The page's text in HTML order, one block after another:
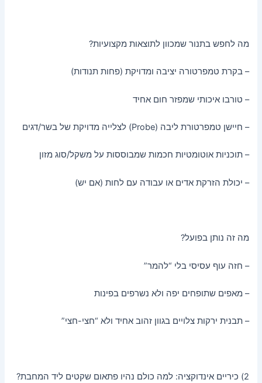
מה לחפש בתנור שמכוון לתוצאות מקצועיות?
– בקרת טמפרטורה יציבה ומדויקת (פחות תנודות)
– טורבו איכותי שמפזר חום אחיד
– חיישן טמפרטורת ליבה (Probe) לצלייה מדויקת של בשר/דגים
– תוכניות אוטומטיות חכמות שמבוססות על משקל/סוג מזון
– יכולת הזרקת אדים או עבודה עם לחות (אם יש)
מה זה נותן בפועל?
– חזה עוף עסיסי בלי “להמר”
– מאפים שתופחים יפה ולא נשרפים בפינות
– תבנית ירקות צלויים בגוון זהוב אחיד ולא “חצי-חצי”
2) כיריים אינדוקציה: למה כולם נהיו פתאום שקטים ליד המחבת?